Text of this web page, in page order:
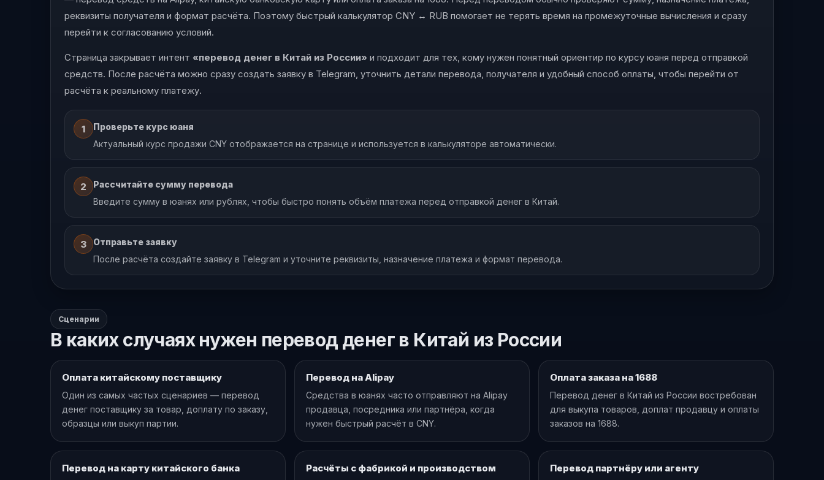
реквизиты получателя и формат расчёта. Поэтому быстрый калькулятор CNY ↔ RUB помогает не терять время на промежуточные вычисления и сразу
перейти к согласованию условий.
Страница закрывает интент «перевод денег в Китай из России» и подходит для тех, кому нужен понятный ориентир по курсу юаня перед отправкой
средств. После расчёта можно сразу создать заявку в Telegram, уточнить детали перевода, получателя и удобный способ оплаты, чтобы перейти от
расчёта к реальному платежу.
1
Проверьте курс юаня
Актуальный курс продажи CNY отображается на странице и используется в калькуляторе автоматически.
2
Рассчитайте сумму перевода
Введите сумму в юанях или рублях, чтобы быстро понять объём платежа перед отправкой денег в Китай.
3
Отправьте заявку
После расчёта создайте заявку в Telegram и уточните реквизиты, назначение платежа и формат перевода.
Сценарии
В каких случаях нужен перевод денег в Китай из России
Оплата китайскому поставщику
Один из самых частых сценариев — перевод
денег поставщику за товар, доплату по заказу,
образцы или выкуп партии.
Перевод на Alipay
Средства в юанях часто отправляют на Alipay
продавца, посредника или партнёра, когда
нужен быстрый расчёт в CNY.
Оплата заказа на 1688
Перевод денег в Китай из России востребован
для выкупа товаров, доплат продавцу и оплаты
заказов на 1688.
Перевод на карту китайского банка Расчёты с фабрикой и производством Перевод партнёру или агенту